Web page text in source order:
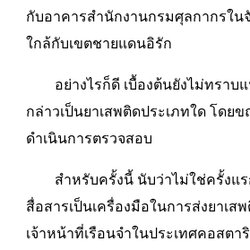
กับอาคารสำนักงานกรมศุลกากรใน
ใกล้กับเขตชายแดนอิรัก
อย่างไรก็ดี เบื้องต้นยังไม่ทราบ
กล่าวเป็นยาเสพติดประเภทใด โดย
ดำเนินการตรวจสอบ
สำหรับครั้งนี้ นับว่าไม่ใช่ครั้งแ
สื่อสารเป็นเครื่องมือในการส่งยาเส
เจ้าหน้าที่เรือนจำในประเทศคอสตา